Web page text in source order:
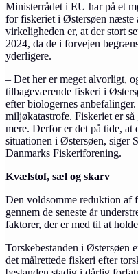
Ministerrådet i EU har på et
for fiskeriet i Østersøen næste
virkeligheden er, at der stort
2024, da de i forvejen
yderligere.
– Det her er meget alvorligt,
tilbageværende fiskeri i
efter biologernes
miljøkatastrofe. Fiskeriet er
mere. Derfor er det på tide, at
situationen i Østersøen, siger
Danmarks Fiskeriforening.
Kvælstof, sæl og skarv
Den voldsomme reduktion af
gennem de seneste år
faktorer, der er med til at
Torskebestanden i Østersøen
det målrettede fiskeri efter